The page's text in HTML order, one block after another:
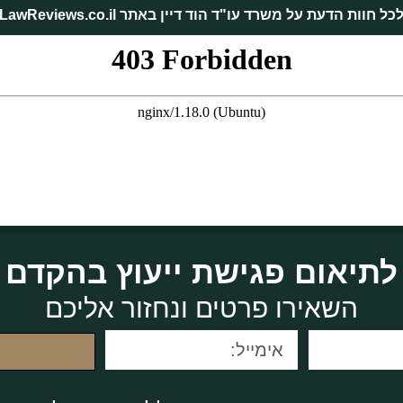
לכל חוות הדעת על משרד עו"ד הוד דיין באתר LawReviews.co.il
לתיאום פגישת ייעוץ בהקדם
השאירו פרטים ונחזור אליכם